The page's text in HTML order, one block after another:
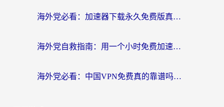
海外党必看：加速器下载永久免费版真的存在吗？教你无缝访问国内资源的正确姿势
海外党自救指南：用一个小时免费加速器，轻松打破国内资源访问壁垒？
海外党必看：中国VPN免费真的靠谱吗？手把手教你选对回国加速器